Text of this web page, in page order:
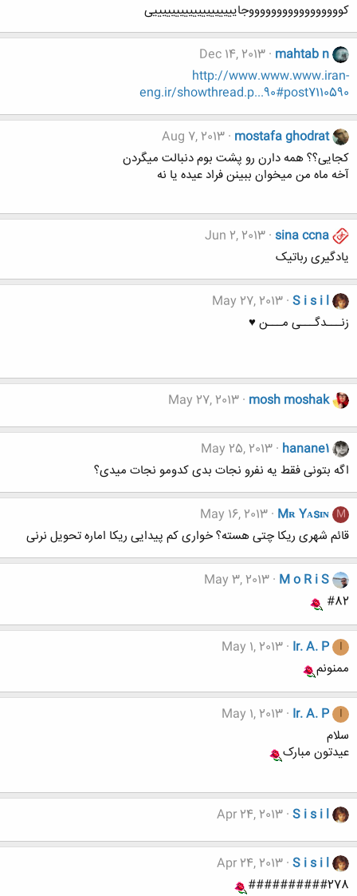
کوووووووووووووووووجایییییییییییییییییییی
mahtab n
Dec 14, 2013
http://www.www.www.iran-
eng.ir/showthread.p...90#post7110590
mostafa ghodrat
Aug 7, 2013
کجایی؟؟ همه دارن رو پشت بوم دنبالت میگردن
آخه ماه من میخوان ببینن فراد عیده یا نه
sina ccna
Jun 2, 2013
یادگیری رباتیک
S i s i l
May 27, 2013
زنـــدگـــی مـــن ♥
mosh moshak
May 27, 2013
hanane1
May 25, 2013
اگه بتونی فقط یه نفرو نجات بدی کدومو نجات میدی؟
M
Mʀ Yᴀsɪɴ
May 16, 2013
قائم شهری ریکا چتی هسته؟ خواری کم پیدایی ریکا اماره تحویل نرنی
M o R i S
May 3, 2013
#82
I
Ir. A. P
May 1, 2013
ممنونم
I
Ir. A. P
May 1, 2013
سلام
عیدتون مبارک
S i s i l
Apr 24, 2013
S i s i l
Apr 24, 2013
##########278